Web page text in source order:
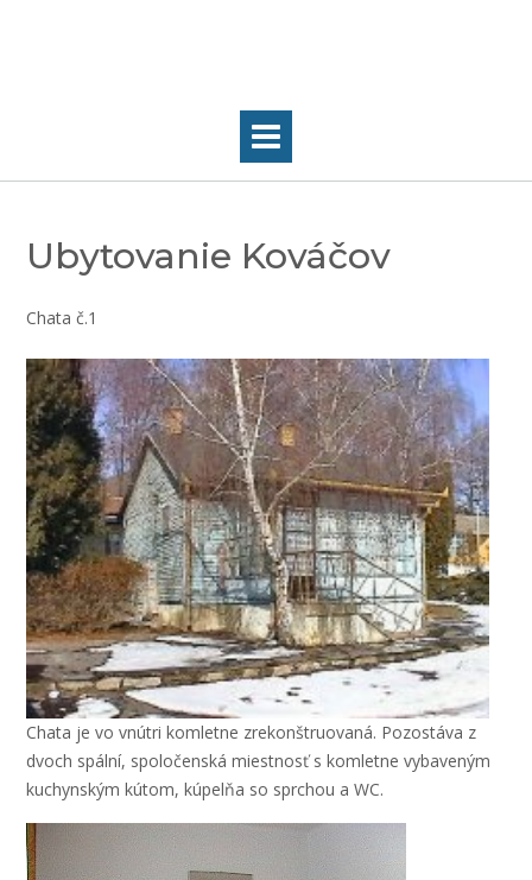
Ubytovanie Kováčov
Chata č.1
Chata je vo vnútri komletne zrekonštruovaná. Pozostáva z
dvoch spální, spoločenská miestnosť s komletne vybaveným
kuchynským kútom, kúpelňa so sprchou a WC.